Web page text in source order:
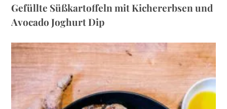
Gefüllte Süßkartoffeln mit Kichererbsen und
Avocado Joghurt Dip